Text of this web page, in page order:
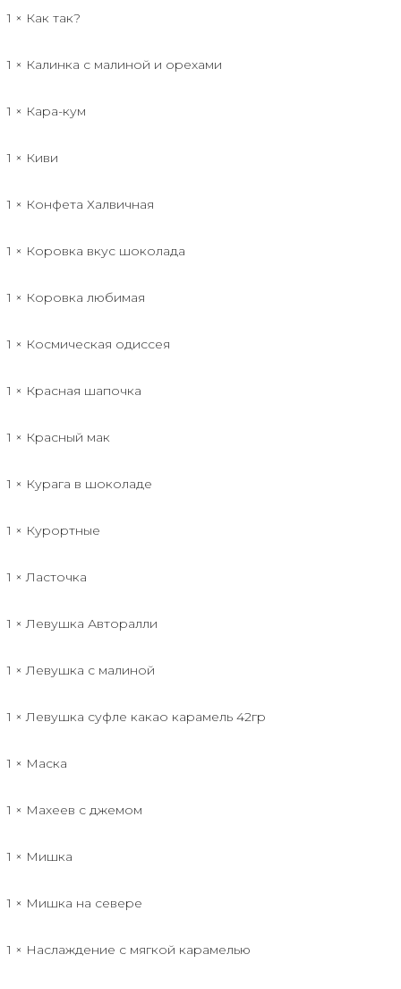
1 × Как так?
1 × Калинка с малиной и орехами
1 × Кара-кум
1 × Киви
1 × Конфета Халвичная
1 × Коровка вкус шоколада
1 × Коровка любимая
1 × Космическая одиссея
1 × Красная шапочка
1 × Красный мак
1 × Курага в шоколаде
1 × Курортные
1 × Ласточка
1 × Левушка Авторалли
1 × Левушка с малиной
1 × Левушка суфле какао карамель 42гр
1 × Маска
1 × Махеев с джемом
1 × Мишка
1 × Мишка на севере
1 × Наслаждение с мягкой карамелью